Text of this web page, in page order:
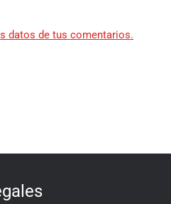
datos de tus comentarios.